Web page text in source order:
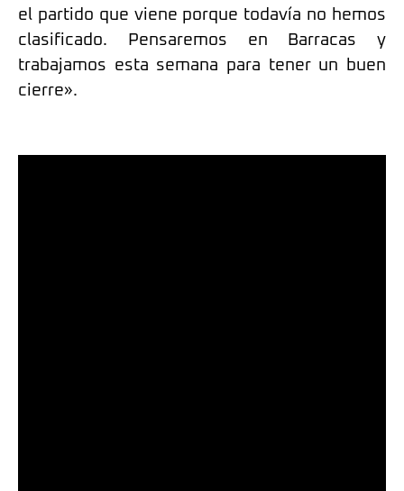
el partido que viene porque todavía no hemos
clasificado. Pensaremos en Barracas y
trabajamos esta semana para tener un buen
cierre».